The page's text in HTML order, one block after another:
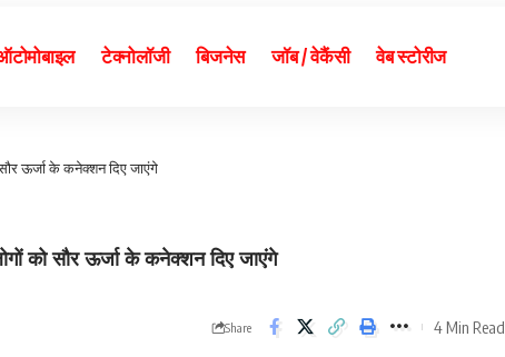
टेक्नोलॉजी बिजनेस जॉब / वेकैंसी वेब स्टोरीज
ऊर्जा के कनेक्शन दिए जाएंगे
को सौर ऊर्जा के कनेक्शन दिए जाएंगे
Share 4 Min Read